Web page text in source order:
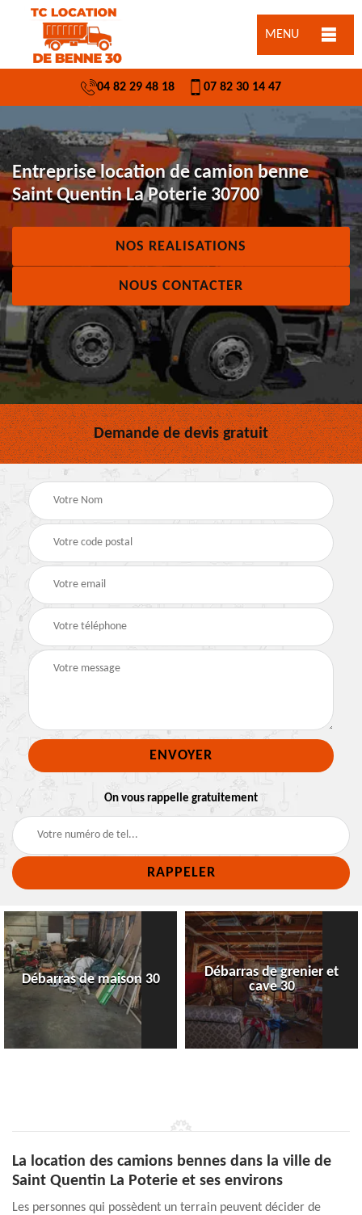
MENU
04 82 29 48 18 07 82 30 14 47
Entreprise location de camion benne
Saint Quentin La Poterie 30700
NOS REALISATIONS
NOUS CONTACTER
Demande de devis gratuit
On vous rappelle gratuitement
Débarras de maison 30
Débarras de grenier et
cave 30
La location des camions bennes dans la ville de
Saint Quentin La Poterie et ses environs
Les personnes qui possèdent un terrain peuvent décider de